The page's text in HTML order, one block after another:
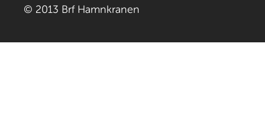
© 2013 Brf Hamnkranen